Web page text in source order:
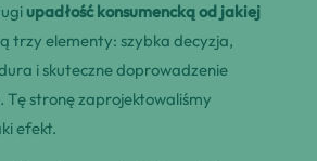
upadłość konsumencką od jakiej
trzy elementy: szybka decyzja,
i skuteczne doprowadzenie
Tę stronę zaprojektowaliśmy
efekt.